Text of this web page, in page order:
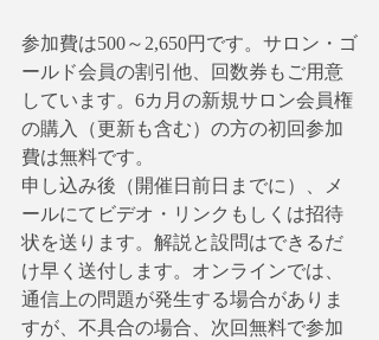
参加費は500～2,650円です。サロン・ゴ
ールド会員の割引他、回数券もご用意
しています。6カ月の新規サロン会員権
の購入（更新も含む）の方の初回参加
費は無料です。
申し込み後（開催日前日までに）、メ
ールにてビデオ・リンクもしくは招待
状を送ります。解説と設問はできるだ
け早く送付します。オンラインでは、
通信上の問題が発生する場合がありま
すが、不具合の場合、次回無料で参加